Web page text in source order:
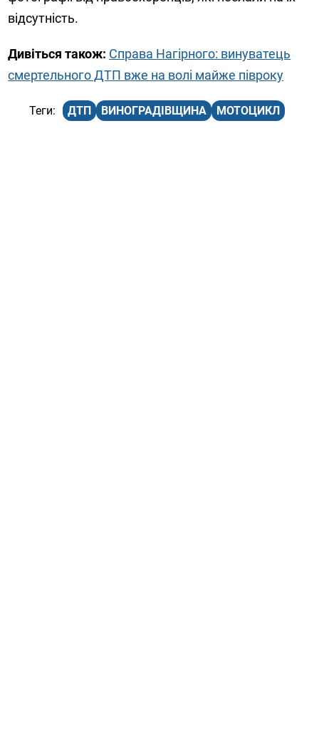
відсутність.
Дивіться також: Справа Нагірного: винуватець
смертельного ДТП вже на волі майже півроку
ДТП ВИНОГРАДІВЩИНА МОТОЦИКЛ